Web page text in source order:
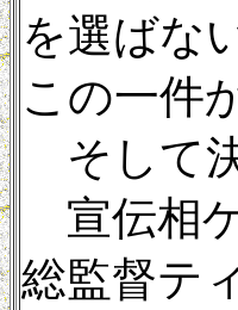
を選ばな
この一件
そして
宣伝相
総監督テ